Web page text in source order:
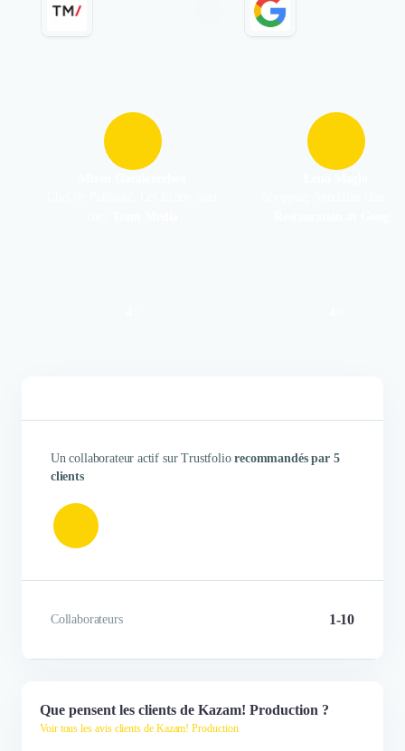
Un collaborateur actif sur Trustfoliorecommandés par 5
clients
Collaborateurs 1-10
Que pensent les clients de Kazam! Production ?
Voir tous les avis clients de Kazam! Production